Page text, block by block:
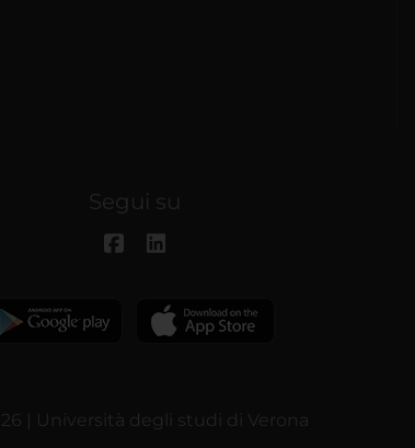
Segui su
| Università degli studi di Verona